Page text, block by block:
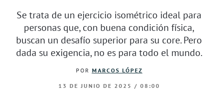
Se trata de un ejercicio isométrico ideal para
personas que, con buena condición física,
buscan un desafío superior para su core. Pero
dada su exigencia, no es para todo el mundo.
POR MARCOS LÓPEZ
13 DE JUNIO DE 2025 / 08:00